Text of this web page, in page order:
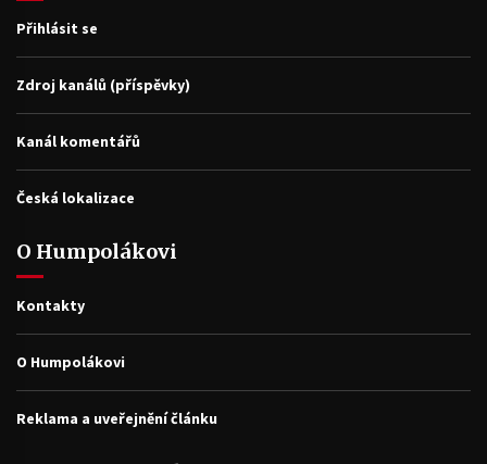
Přihlásit se
Zdroj kanálů (příspěvky)
Kanál komentářů
Česká lokalizace
O Humpolákovi
Kontakty
O Humpolákovi
Reklama a uveřejnění článku